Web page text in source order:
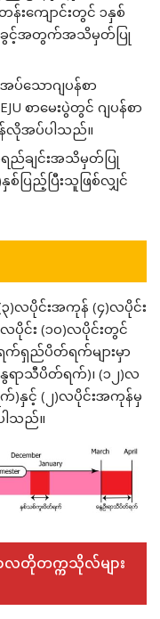
ကျောင်းတွင် ၁နှစ်
င်ခွင့်အတွက်အသိမှတ်ပြု
သောဂျပန်စာ
စာမေးပွဲတွင် ဂျပန်စာ
လိုအပ်ပါသည်။
ရည်ချင်းအသိမှတ်ပြု
ပြည့်ပြီးသူဖြစ်လျှင်
၃)လပိုင်းအကုန် (၄)လပိုင်း
ပိုင်း (၁၀)လပိုင်းတွင်
က်ရှည်ပိတ်ရက်များမှာ
ရာသီပိတ်ရက်)၊ (၁၂)လ
)နှင့် (၂)လပိုင်းအကုန်မှ
ါသည်။
လတိုတက္ကသိုလ်များ